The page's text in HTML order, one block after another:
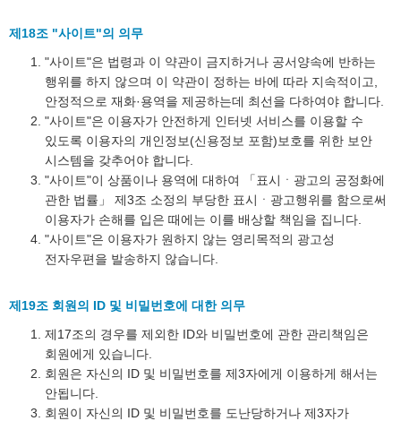
제18조 "사이트"의 의무
"사이트"은 법령과 이 약관이 금지하거나 공서양속에 반하는
행위를 하지 않으며 이 약관이 정하는 바에 따라 지속적이고,
안정적으로 재화·용역을 제공하는데 최선을 다하여야 합니다.
"사이트"은 이용자가 안전하게 인터넷 서비스를 이용할 수
있도록 이용자의 개인정보(신용정보 포함)보호를 위한 보안
시스템을 갖추어야 합니다.
"사이트"이 상품이나 용역에 대하여 「표시ㆍ광고의 공정화에
관한 법률」 제3조 소정의 부당한 표시ㆍ광고행위를 함으로써
이용자가 손해를 입은 때에는 이를 배상할 책임을 집니다.
"사이트"은 이용자가 원하지 않는 영리목적의 광고성
전자우편을 발송하지 않습니다.
제19조 회원의 ID 및 비밀번호에 대한 의무
제17조의 경우를 제외한 ID와 비밀번호에 관한 관리책임은
회원에게 있습니다.
회원은 자신의 ID 및 비밀번호를 제3자에게 이용하게 해서는
안됩니다.
회원이 자신의 ID 및 비밀번호를 도난당하거나 제3자가